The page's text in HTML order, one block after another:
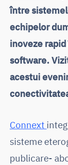
între
echipelor
inoveze
software.
acestui
Connext
sisteme
publicare-